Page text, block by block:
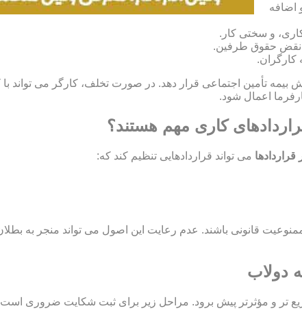
اضافه
و سختی کار.
نقض حقوق طرفین.
کارگران.
پوشش بیمه تأمین اجتماعی قرار دهد. در صورت تخلف، کارگر می
کاری مهم هستند؟
قراردادها می تواند قراردادهایی تنظیم کند که:
و بدون ممنوعیت قانونی باشند. عدم رعایت این اصول می تواند
دولاب
تر و مؤثرتر پیش برود. مراحل زیر برای ثبت شکایت ضروری